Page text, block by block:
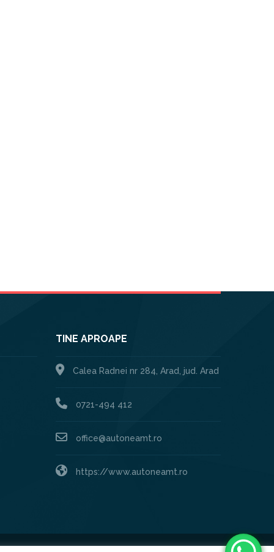
TINE APROAPE
Calea Radnei nr 284, Arad, jud. Arad
0721-494 412
office@autoneamt.ro
https://www.autoneamt.ro